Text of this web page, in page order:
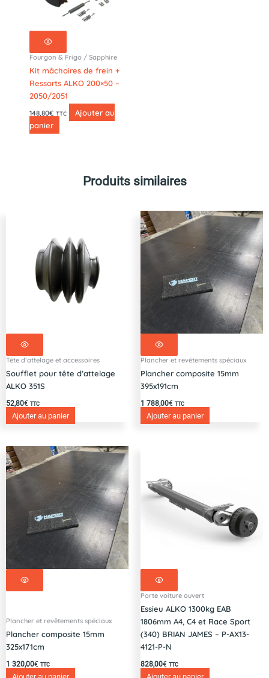
Fourgon & Frigo / Sapphire
Kit mâchoires de frein +
Ressorts ALKO 200×50 –
2050/2051
148,80€ TTC
Ajouter au
panier
Produits similaires
Tête d’attelage et accessoires
Soufflet pour tête d’attelage
ALKO 351S
52,80€ TTC
Ajouter au panier
Plancher et revêtements spéciaux
Plancher composite 15mm
395x191cm
1 788,00€ TTC
Ajouter au panier
Plancher et revêtements spéciaux
Plancher composite 15mm
325x171cm
1 320,00€ TTC
Porte voiture ouvert
Essieu ALKO 1300kg EAB
1806mm A4, C4 et Race Sport
(340) BRIAN JAMES – P-AX13-
4121-P-N
828,00€ TTC